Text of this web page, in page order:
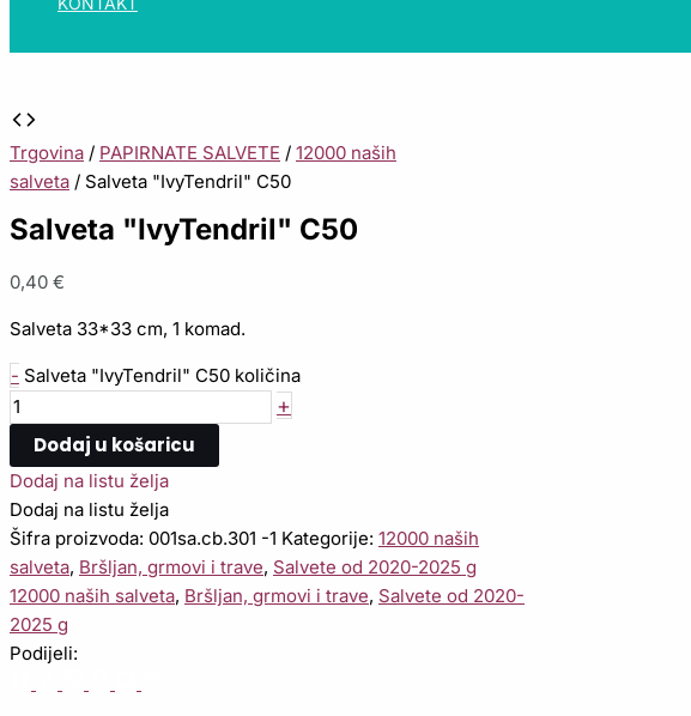
Trgovina / PAPIRNATE SALVETE / 12000 naših
salveta / Salveta "IvyTendril" C50
Salveta "IvyTendril" C50
0,40 €
Salveta 33*33 cm, 1 komad.
- Salveta "IvyTendril" C50 količina
+
Dodaj u košaricu
Dodaj na listu želja
Dodaj na listu želja
Šifra proizvoda: 001sa.cb.301 -1 Kategorije: 12000 naših
salveta, Bršljan, grmovi i trave, Salvete od 2020-2025 g
12000 naših salveta, Bršljan, grmovi i trave, Salvete od 2020-
2025 g
Podijeli: